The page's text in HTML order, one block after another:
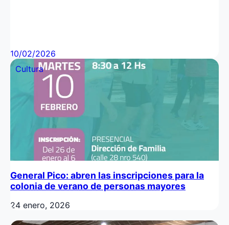
10/02/2026
Cultura
General Pico: abren las inscripciones para la
colonia de verano de personas mayores
24 enero, 2026